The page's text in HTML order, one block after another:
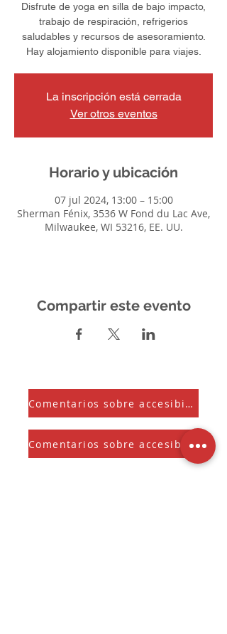
Disfrute de yoga en silla de bajo impacto,
trabajo de respiración, refrigerios
saludables y recursos de asesoramiento.
Hay alojamiento disponible para viajes.
La inscripción está cerrada
Ver otros eventos
Horario y ubicación
07 jul 2024, 13:00 – 15:00
Sherman Fénix, 3536 W Fond du Lac Ave,
Milwaukee, WI 53216, EE. UU.
Compartir este evento
Comentarios sobre accesibilidad
Comentarios sobre accesibilidad